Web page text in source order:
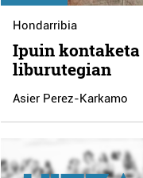
Hondarribia
Ipuin kontaketa
liburutegian
Asier Perez-Karkamo